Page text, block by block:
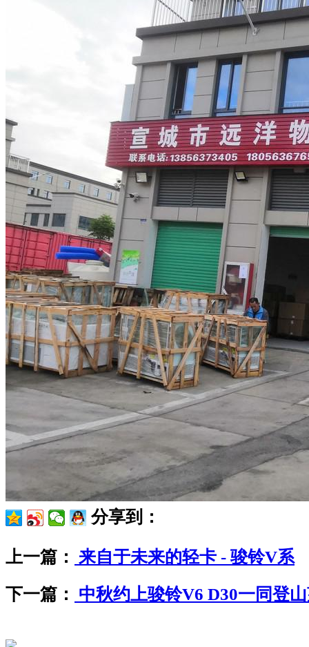
分享到：
上一篇： 来自于未来的轻卡 - 骏铃V系
下一篇： 中秋约上骏铃V6 D30一同登